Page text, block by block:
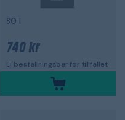
80 l
740 kr
Ej beställningsbar för tillfället